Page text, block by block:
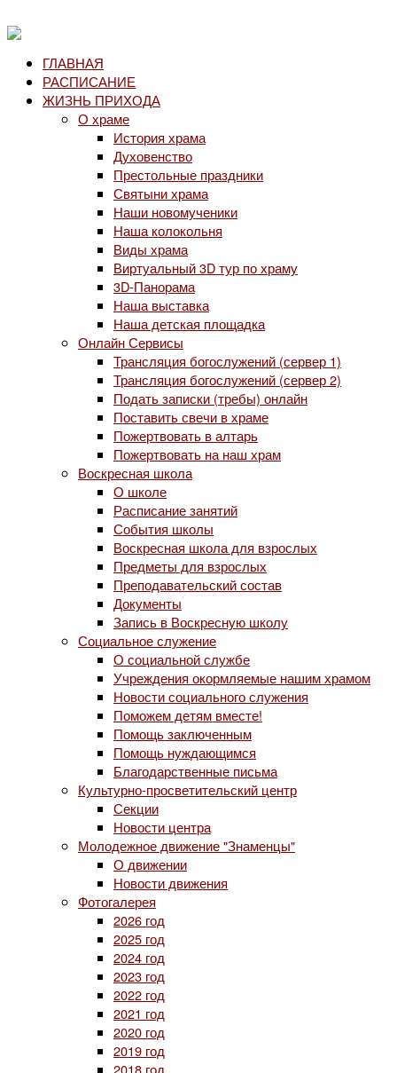
ГЛАВНАЯ
РАСПИСАНИЕ
ЖИЗНЬ ПРИХОДА
О храме
История храма
Духовенство
Престольные праздники
Святыни храма
Наши новомученики
Наша колокольня
Виды храма
Виртуальный 3D тур по храму
3D-Панорама
Наша выставка
Наша детская площадка
Онлайн Сервисы
Трансляция богослужений (сервер 1)
Трансляция богослужений (сервер 2)
Подать записки (требы) онлайн
Поставить свечи в храме
Пожертвовать в алтарь
Пожертвовать на наш храм
Воскресная школа
О школе
Расписание занятий
События школы
Воскресная школа для взрослых
Предметы для взрослых
Преподавательский состав
Документы
Запись в Воскресную школу
Социальное служение
О социальной службе
Учреждения окормляемые нашим храмом
Новости социального служения
Поможем детям вместе!
Помощь заключенным
Помощь нуждающимся
Благодарственные письма
Культурно-просветительский центр
Секции
Новости центра
Молодежное движение "Знаменцы"
О движении
Новости движения
Фотогалерея
2026 год
2025 год
2024 год
2023 год
2022 год
2021 год
2020 год
2019 год
2018 год